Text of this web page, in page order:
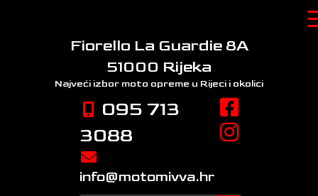
Fiorello La Guardie 8A
51000 Rijeka
Najveći izbor moto opreme u Rijeci i okolici
095 713
3088
info@motomivva.hr